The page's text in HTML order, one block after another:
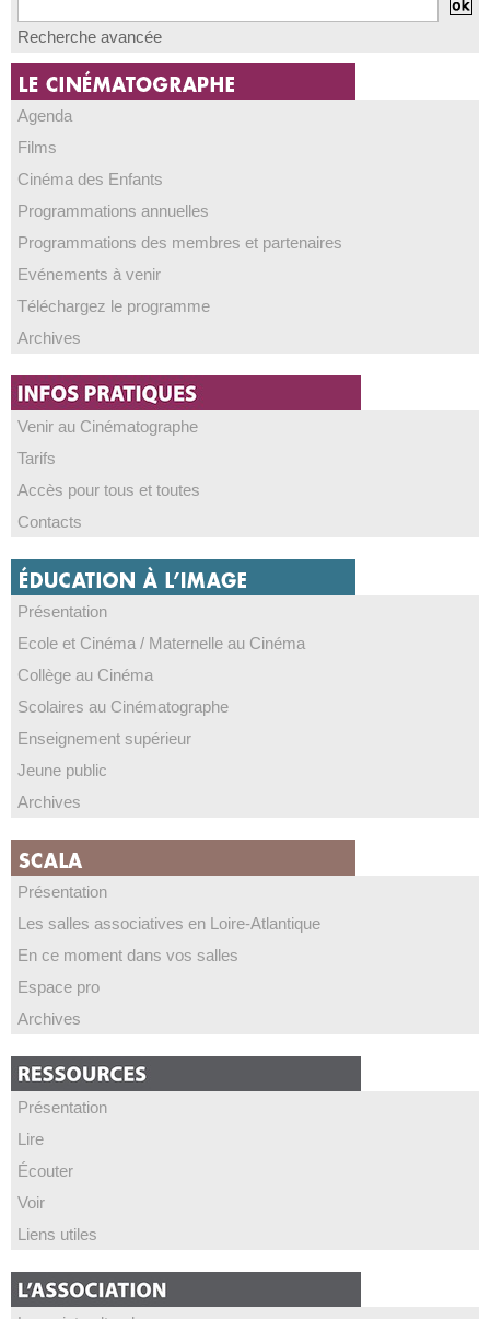
Recherche avancée
Agenda
Films
Cinéma des Enfants
Programmations annuelles
Programmations des membres et partenaires
Evénements à venir
Téléchargez le programme
Archives
Venir au Cinématographe
Tarifs
Accès pour tous et toutes
Contacts
Présentation
Ecole et Cinéma / Maternelle au Cinéma
Collège au Cinéma
Scolaires au Cinématographe
Enseignement supérieur
Jeune public
Archives
Présentation
Les salles associatives en Loire-Atlantique
En ce moment dans vos salles
Espace pro
Archives
Présentation
Lire
Écouter
Voir
Liens utiles